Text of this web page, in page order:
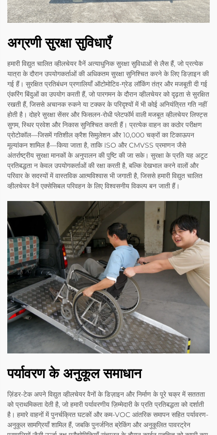
अग्रणी सुरक्षा सुविधाएँ
हमारी विद्युत चालित व्हीलचेयर वैनें अत्याधुनिक सुरक्षा सुविधाओं से लैस हैं, जो प्रत्येक
यात्रा के दौरान उपयोगकर्ताओं की अधिकतम सुरक्षा सुनिश्चित करने के लिए डिज़ाइन की
गई हैं। सुरक्षित प्रतिबंधन प्रणालियाँ ऑटोमोटिव-ग्रेड लॉकिंग तंत्र और मजबूती दी गई
एंकरिंग बिंदुओं का उपयोग करती हैं, जो पारगमन के दौरान व्हीलचेयर को दृढ़ता से सुरक्षित
रखती हैं, जिससे अचानक रुकने या टक्कर के परिदृश्यों में भी कोई अनियंत्रित गति नहीं
होती है। दोहरे सुरक्षा सेंसर और फिसलन-रोधी प्लेटफॉर्म वाली मजबूत व्हीलचेयर लिफ्ट्स
सुगम, स्थिर प्रवेश और निकास सुनिश्चित करती हैं। प्रत्येक वाहन का कठोर परीक्षण
प्रोटोकॉल—जिसमें गतिशील क्रैश सिमुलेशन और 10,000 चक्रों का टिकाऊपन
मूल्यांकन शामिल है—किया जाता है, ताकि ISO और CMVSS प्रमाणन जैसे
अंतर्राष्ट्रीय सुरक्षा मानकों के अनुपालन की पुष्टि की जा सके। सुरक्षा के प्रति यह अटूट
प्रतिबद्धता न केवल उपयोगकर्ताओं की रक्षा करती है, बल्कि देखभाल करने वालों और
परिवार के सदस्यों में वास्तविक आत्मविश्वास भी जगाती है, जिससे हमारी विद्युत चालित
व्हीलचेयर वैनें एक्सेसिबल परिवहन के लिए विश्वसनीय विकल्प बन जाती हैं।
पर्यावरण के अनुकूल समाधान
ज़िंडर-टेक अपने विद्युत व्हीलचेयर वैनों के डिज़ाइन और निर्माण के पूरे चक्र में सततता
को प्राथमिकता देती है, जो हमारी पर्यावरणीय ज़िम्मेदारी के प्रति प्रतिबद्धता को दर्शाती
है। हमारे वाहनों में पुनर्चक्रित घटकों और कम-VOC आंतरिक समापन सहित पर्यावरण-
अनुकूल सामग्रियाँ शामिल हैं, जबकि पुनर्जनित ब्रेकिंग और अनुकूलित पावरट्रेन